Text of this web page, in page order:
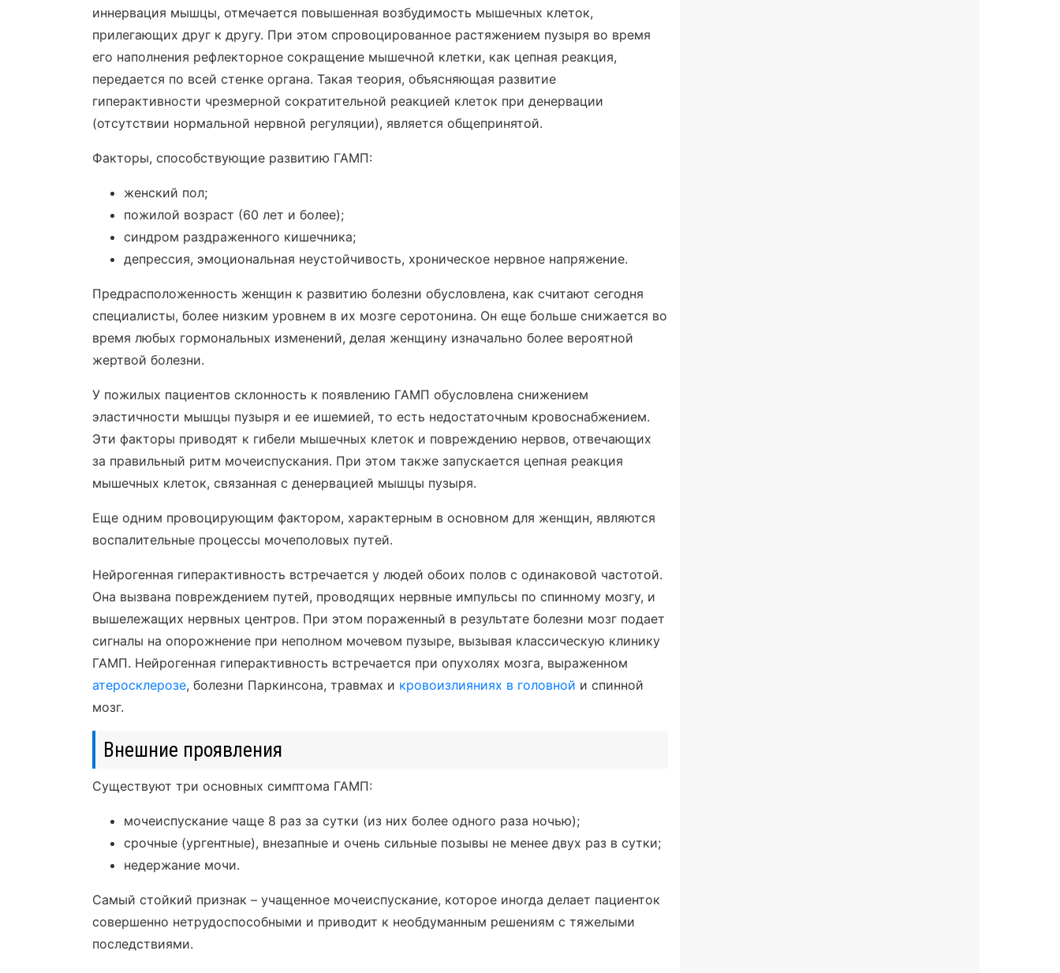
иннервация мышцы, отмечается повышенная возбудимость мышечных клеток,
прилегающих друг к другу. При этом спровоцированное растяжением пузыря во время
его наполнения рефлекторное сокращение мышечной клетки, как цепная реакция,
передается по всей стенке органа. Такая теория, объясняющая развитие
гиперактивности чрезмерной сократительной реакцией клеток при денервации
(отсутствии нормальной нервной регуляции), является общепринятой.
Факторы, способствующие развитию ГАМП:
женский пол;
пожилой возраст (60 лет и более);
синдром раздраженного кишечника;
депрессия, эмоциональная неустойчивость, хроническое нервное напряжение.
Предрасположенность женщин к развитию болезни обусловлена, как считают сегодня
специалисты, более низким уровнем в их мозге серотонина. Он еще больше снижается во
время любых гормональных изменений, делая женщину изначально более вероятной
жертвой болезни.
У пожилых пациентов склонность к появлению ГАМП обусловлена снижением
эластичности мышцы пузыря и ее ишемией, то есть недостаточным кровоснабжением.
Эти факторы приводят к гибели мышечных клеток и повреждению нервов, отвечающих
за правильный ритм мочеиспускания. При этом также запускается цепная реакция
мышечных клеток, связанная с денервацией мышцы пузыря.
Еще одним провоцирующим фактором, характерным в основном для женщин, являются
воспалительные процессы мочеполовых путей.
Нейрогенная гиперактивность встречается у людей обоих полов с одинаковой частотой.
Она вызвана повреждением путей, проводящих нервные импульсы по спинному мозгу, и
вышележащих нервных центров. При этом пораженный в результате болезни мозг подает
сигналы на опорожнение при неполном мочевом пузыре, вызывая классическую клинику
ГАМП. Нейрогенная гиперактивность встречается при опухолях мозга, выраженном
атеросклерозе, болезни Паркинсона, травмах и кровоизлияниях в головной и спинной
мозг.
Внешние проявления
Существуют три основных симптома ГАМП:
мочеиспускание чаще 8 раз за сутки (из них более одного раза ночью);
срочные (ургентные), внезапные и очень сильные позывы не менее двух раз в сутки;
недержание мочи.
Самый стойкий признак – учащенное мочеиспускание, которое иногда делает пациенток
совершенно нетрудоспособными и приводит к необдуманным решениям с тяжелыми
последствиями.